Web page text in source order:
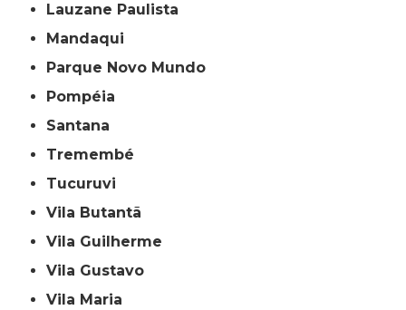
Lauzane Paulista
Mandaqui
Parque Novo Mundo
Pompéia
Santana
Tremembé
Tucuruvi
Vila Butantã
Vila Guilherme
Vila Gustavo
Vila Maria